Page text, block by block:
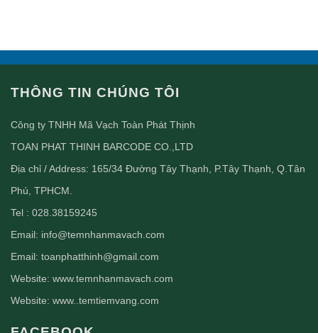
THÔNG TIN CHÚNG TÔI
Công ty TNHH Mã Vạch Toàn Phát Thịnh
TOAN PHAT THINH BARCODE CO.,LTD
Địa chỉ / Address: 165/34 Đường Tây Thạnh, P.Tây Thạnh, Q.Tân
Phú, TPHCM.
Tel : 028.38159245
Email: info@temnhanmavach.com
Email: toanphatthinh@gmail.com
Website: www.temnhanmavach.com
Website: www..temtiemvang.com